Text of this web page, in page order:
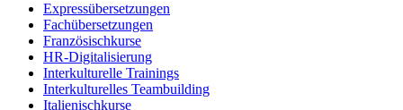
Expressübersetzungen
Fachübersetzungen
Französischkurse
HR-Digitalisierung
Interkulturelle Trainings
Interkulturelles Teambuilding
Italienischkurse